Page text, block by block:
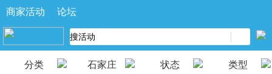
商家活动 论坛
分类 石家庄 状态 类型